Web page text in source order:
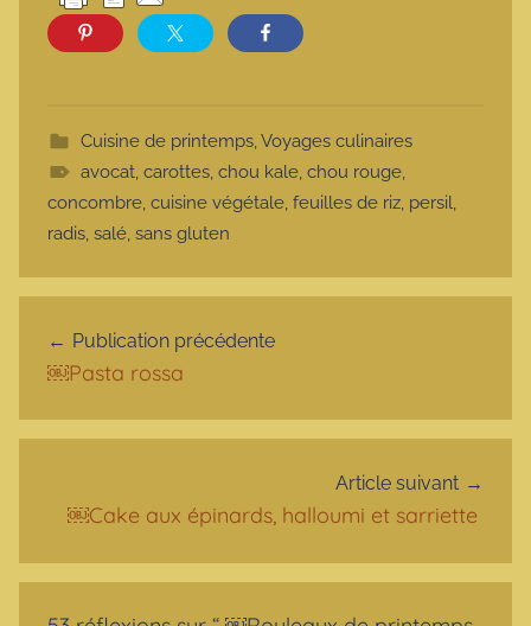
Cuisine de printemps,Voyages culinaires
avocat, carottes, chou kale, chou rouge,
concombre, cuisine végétale, feuilles de riz, persil,
radis, salé, sans gluten
Publication précédente
￼Pasta rossa
Article suivant
￼Cake aux épinards, halloumi et sarriette